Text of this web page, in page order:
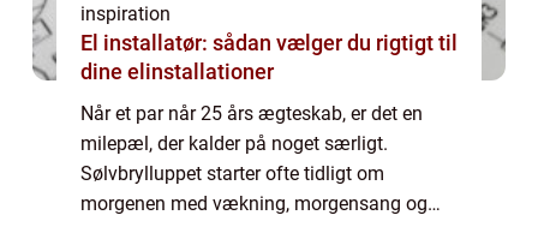
inspiration
El installatør: sådan vælger du rigtigt til
dine elinstallationer
Når et par når 25 års ægteskab, er det en
milepæl, der kalder på noget særligt.
Sølvbrylluppet starter ofte tidligt om
morgenen med vækning, morgensang og